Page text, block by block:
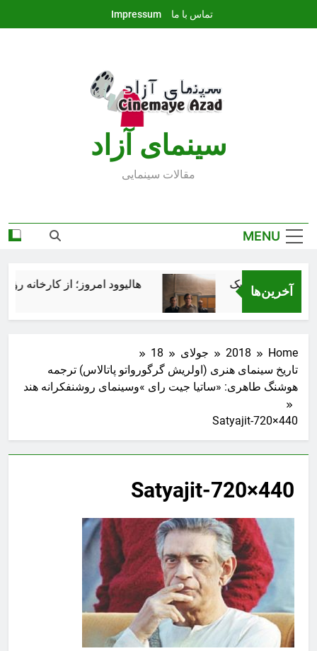
تماس با ما Impressum
سينماى آزاد
مقالات سينمايى
MENU
آخرین‌ها هالیوود امروز؛ از کارخانه
Home
2018 جولای
18
تاریخ سینمای هنری (اولریش گرگورواتو پاتالاس) ترجمه
هوشنگ طاهری: «ساتیا جیت رای »وسینمای روشنفکرانه هند
Satyajit-720×440
Satyajit-720×440